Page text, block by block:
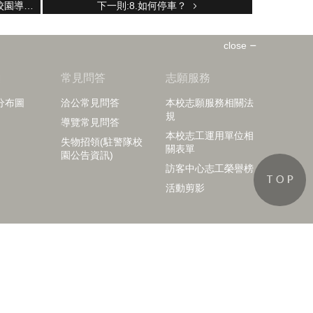
下一則:8.如何停車？
close
布圖
常見問答
洽公常見問答
導覽常見問答
失物招領(駐警隊校
園公告資訊)
志願服務
本校志願服務相關法
規
本校志工運用單位相
關表單
訪客中心志工榮譽榜
活動剪影